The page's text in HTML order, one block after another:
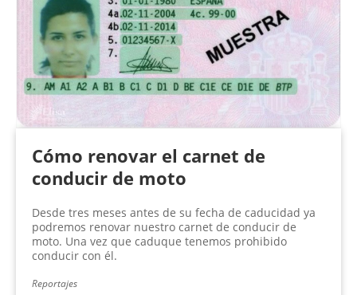
Cómo renovar el carnet de
conducir de moto
Desde tres meses antes de su fecha de caducidad ya
podremos renovar nuestro carnet de conducir de
moto. Una vez que caduque tenemos prohibido
conducir con él.
Reportajes